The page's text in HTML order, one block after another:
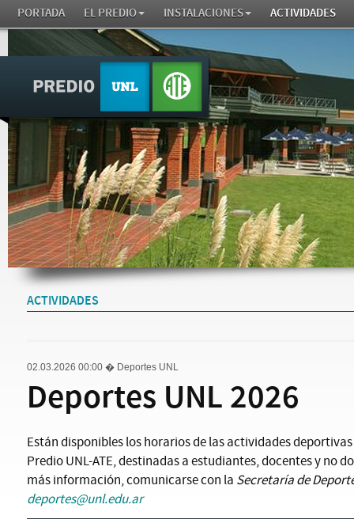
PORTADA EL PREDIO INSTALACIONES ACTIVIDADES
ACTIVIDADES
02.03.2026 00:00 � Deportes UNL
Deportes UNL 2026
Están disponibles los horarios de las actividades
Predio UNL-ATE, destinadas a estudiantes, docentes y no
más información, comunicarse con la Secretaría de
deportes@unl.edu.ar